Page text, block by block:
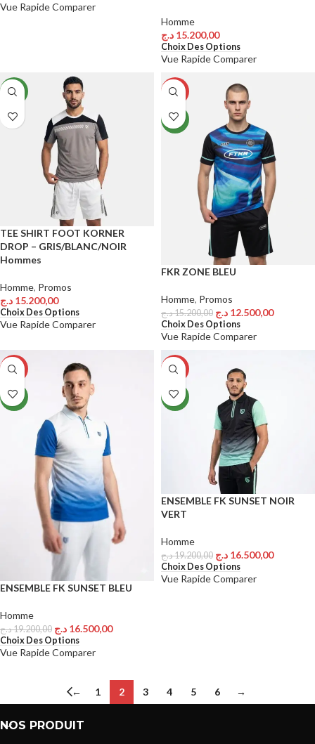
Vue RapideComparer
Homme
15.200,00 د.ج
Choix Des Options
Vue RapideComparer
NEW
TEE SHIRT FOOT KORNER
DROP – GRIS/BLANC/NOIR
Hommes
Homme, Promos
15.200,00 د.ج
Choix Des Options
Vue RapideComparer
-18%
NEW
FKR ZONE BLEU
Homme, Promos
15.200,00د.ج 12.500,00 د.ج
Choix Des Options
Vue RapideComparer
-14%
NEW
ENSEMBLE FK SUNSET BLEU
Homme
19.200,00د.ج 16.500,00 د.ج
Choix Des Options
Vue RapideComparer
-14%
NEW
ENSEMBLE FK SUNSET NOIR
VERT
Homme
19.200,00د.ج 16.500,00 د.ج
Choix Des Options
Vue RapideComparer
← 1 2 3 4 5 6 →
NOS PRODUIT